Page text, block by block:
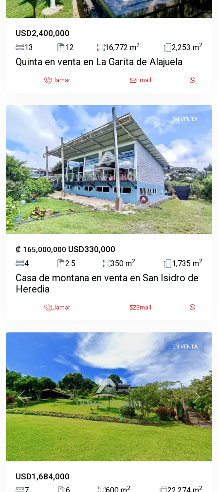
USD2,400,000
13 12 16,772 m2 2,253 m2
Quinta en venta en La Garita de Alajuela
Llamar Email
San
Previous Next
EN VENTA
₡ 165,000,000 USD330,000
4 2.5 350 m2 1,735 m2
Casa de montana en venta en San Isidro de
Heredia
Llamar Email
Previous Next
EN VENTA
USD1,684,000
2 2